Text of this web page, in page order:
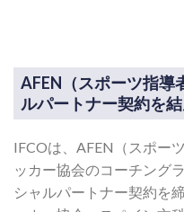
AFEN（スポーツ指導
ルパートナー契約を結
IFCOは、AFEN（スポー
ッカー協会のコーチング
シャルパートナー契約を